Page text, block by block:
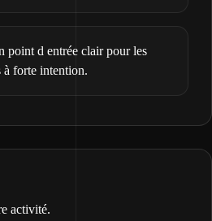
point d entrée clair pour les
à forte intention.
activité.